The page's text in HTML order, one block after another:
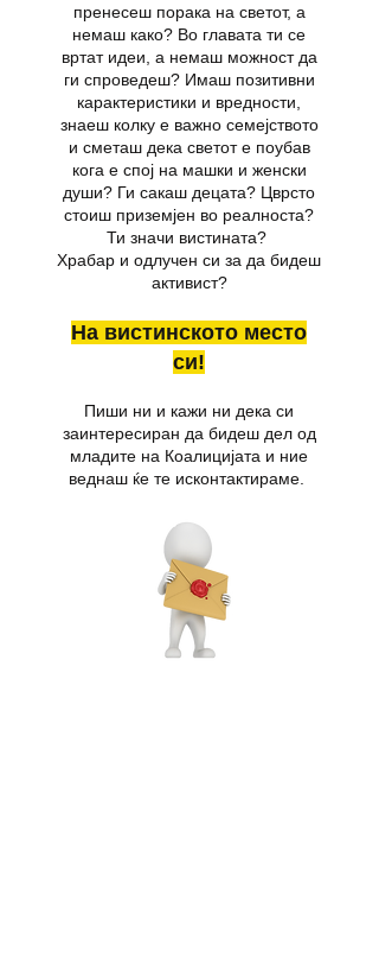
пренесеш порака на светот, а
немаш како? Во главата ти се
вртат идеи, а немаш можност да
ги спроведеш? Имаш позитивни
карактеристики и вредности,
знаеш колку е важно семејството
и сметаш дека светот е поубав
кога е спој на машки и женски
души? Ги сакаш децата? Цврсто
стоиш приземјен во реалноста?
Ти значи вистината?
Храбар и одлучен си за да бидеш
активист?
На вистинското место
си!
Пиши ни и кажи ни дека си
заинтересиран да бидеш дел од
младите на Коалицијата и ние
веднаш ќе те исконтактираме.